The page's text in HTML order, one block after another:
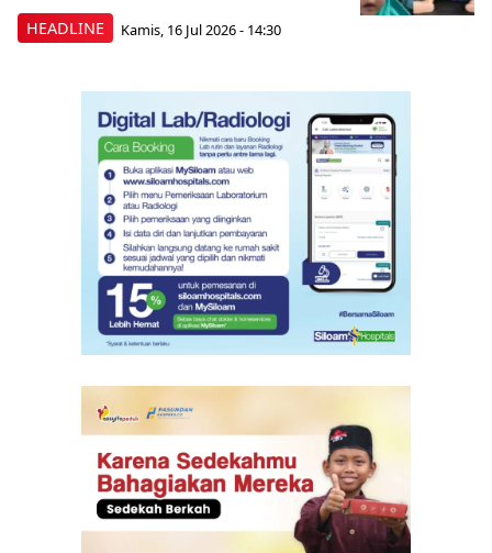
HEADLINE Kamis, 16 Jul 2026 - 14:30